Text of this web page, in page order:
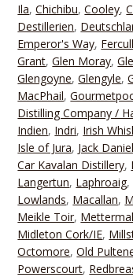
Ila,Chichibu,Cooley,
Destillerien,
Emperor's Way,
Grant,Glen Moray,
Glengoyne,Glengyle,
MacPhail,
Distilling Company /
Indien, Indri, Irish
Isle of Jura, Jack
Car Kavalan Distillery,
Langertun, Laphroaig,
Lowlands, Macallan,
Meikle Toir,
Midleton Cork/IE,
Octomore,Old
Powerscourt,